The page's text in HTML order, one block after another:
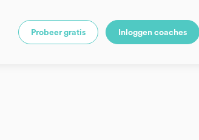
Probeer gratis Inloggen coaches